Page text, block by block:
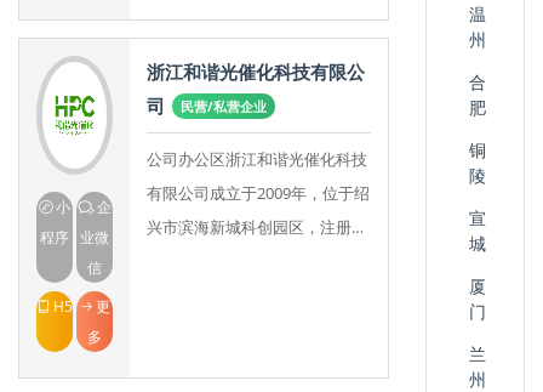
小
程序
企
业微
信
H5
更
多
浙江和谐光催化科技有限公
司
民营/私营企业
公司办公区浙江和谐光催化科技
有限公司成立于2009年，位于绍
兴市滨海新城科创园区，注册资
温
州
合
肥
铜
陵
宣
城
厦
门
兰
州